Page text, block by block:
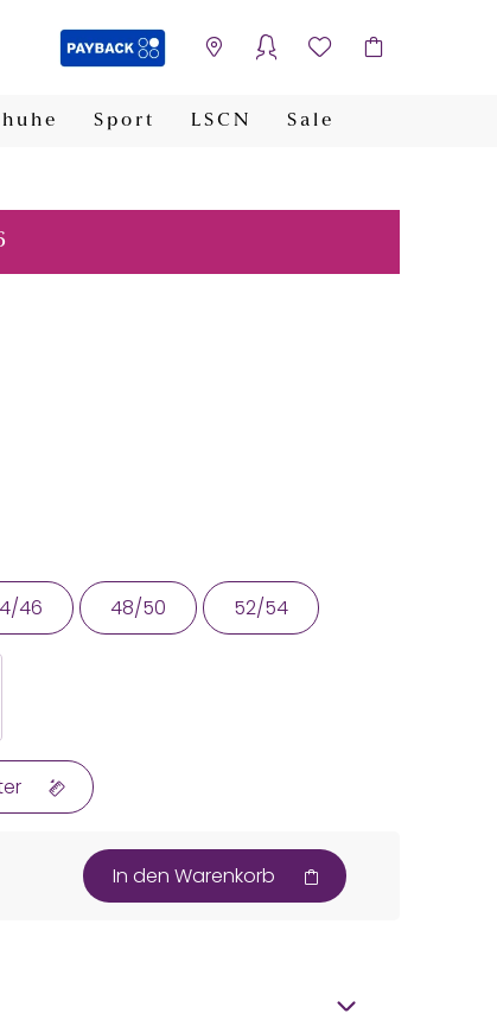
Sport LSCN Sale
46 48/50 52/54
In den Warenkorb